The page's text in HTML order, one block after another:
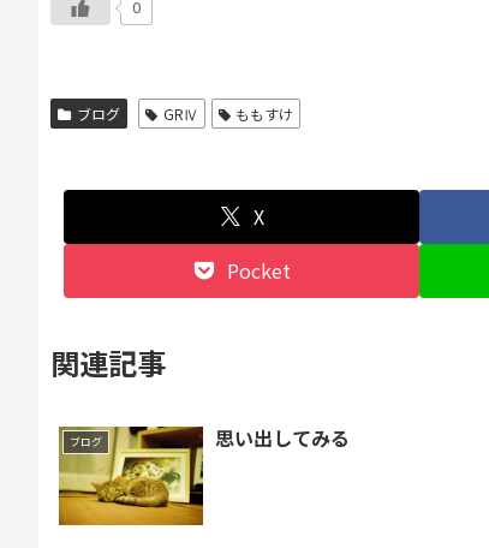
0
ブログ GRⅣ ももすけ
X
Pocket
関連記事
ブログ 思い出してみる